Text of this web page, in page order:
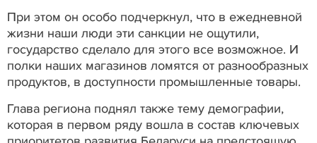
При этом он особо подчеркнул, что в ежедневной
жизни наши люди эти санкции не ощутили,
государство сделало для этого все возможное. И
полки наших магазинов ломятся от разнообразных
продуктов, в доступности промышленные товары.
Глава региона поднял также тему демографии,
которая в первом ряду вошла в состав ключевых